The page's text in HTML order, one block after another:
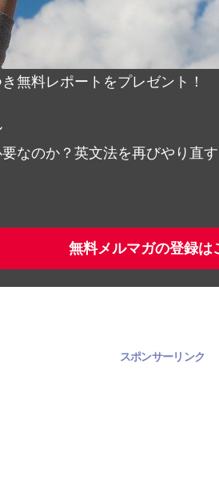
無料レポートをプレゼント！
要なのか？英文法を再びやり直
無料メルマガの登録は
スポンサーリンク